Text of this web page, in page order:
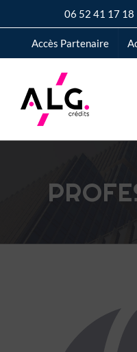
au
06 52 41 17 18
Accès Partenaire